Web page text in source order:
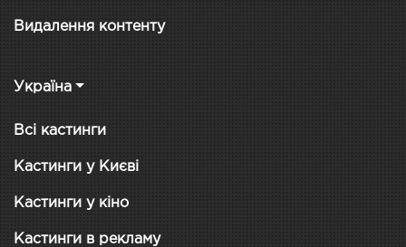
Видалення контенту
Україна
Всі кастинги
Кастинги у Києві
Кастинги у кіно
Кастинги в рекламу